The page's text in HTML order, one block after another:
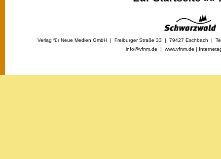
Verlag für Neue Medien GmbH | Freiburger Straße 33 | 79427 Eschbach |
info@vfnm.de | www.vfnm.de |